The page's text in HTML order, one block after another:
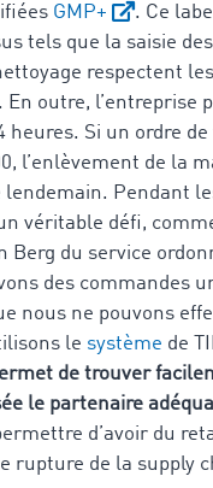
GMP+
. Ce
tels que la saisie
respectent
outre, l’entreprise
heures. Si un ordre
l’enlèvement de la
Pendant
véritable défi,
Berg du service
des commandes
nous ne pouvons
le système de
de trouver
le partenaire
d’avoir du
rupture de la supply